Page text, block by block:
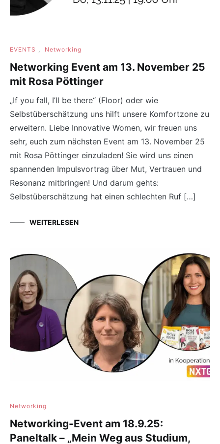
EVENTS , Networking
Networking Event am 13. November 25
mit Rosa Pöttinger
„If you fall, I’ll be there“ (Floor) oder wie
Selbstüberschätzung uns hilft unsere Komfortzone zu
erweitern. Liebe Innovative Women, wir freuen uns
sehr, euch zum nächsten Event am 13. November 25
mit Rosa Pöttinger einzuladen! Sie wird uns einen
spannenden Impulsvortrag über Mut, Vertrauen und
Resonanz mitbringen! Und darum gehts:
Selbstüberschätzung hat einen schlechten Ruf […]
WEITERLESEN
Networking
Networking-Event am 18.9.25:
Paneltalk – „Mein Weg aus Studium,